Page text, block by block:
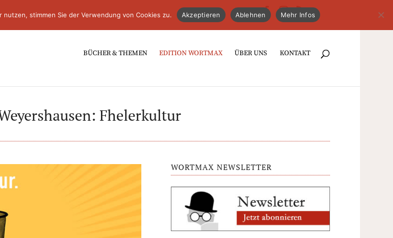
BÜCHER & THEMEN EDITION WORTMAX ÜBER UNS KONTAKT
Fhelerkultur
WORTMAX NEWSLETTER
stimmen Sie der Verwendung von Cookies zu. Akzeptieren Ablehnen Mehr Infos